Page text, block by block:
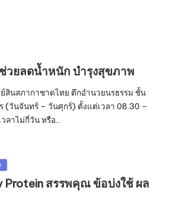
วยลดน้ำหนัก บำรุงสุขภาพ
สินสภากาชาดไทย ตึกอำนวยนรธรรม ชั้น
(วันจันทร์ – วันศุกร์) ตั้งแต่เวลา 08.30 –
ลาไม่กี่วัน หรือ…
Protein สรรพคุณ ข้อบ่งใช้ ผล